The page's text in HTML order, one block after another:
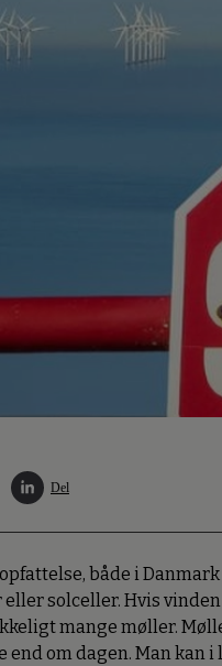
Del
både i
solceller. Hvis
mange møller.
om dagen. Man kan